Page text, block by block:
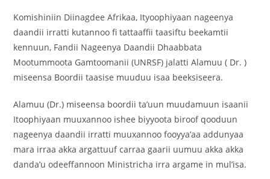
Komishiniin Diinagdee Afrikaa, Ityoophiyaan nageenya
daandii irratti kutannoo fi tattaaffii taasiftu beekamtii
kennuun, Fandii Nageenya Daandii Dhaabbata
Mootummoota Gamtoomanii (UNRSF) jalatti Alamuu ( Dr. )
miseensa Boordii taasise muuduu isaa beeksiseera.
Alamuu (Dr.) miseensa boordii ta’uun muudamuun isaanii
Itoophiyaan muuxannoo ishee biyyoota biroof qooduun
nageenya daandii irratti muuxannoo fooyya’aa addunyaa
mara irraa akka argattuuf carraa gaarii uumuu akka akka
danda’u odeeffannoon Ministricha irra argame in mul’isa.